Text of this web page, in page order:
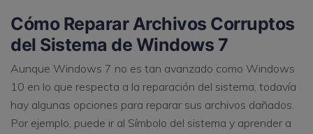
Cómo Reparar Archivos Corruptos
del Sistema de Windows 7
Aunque Windows 7 no es tan avanzado como Windows
10 en lo que respecta a la reparación del sistema, todavía
hay algunas opciones para reparar sus archivos dañados.
Por ejemplo, puede ir al Símbolo del sistema y aprender a